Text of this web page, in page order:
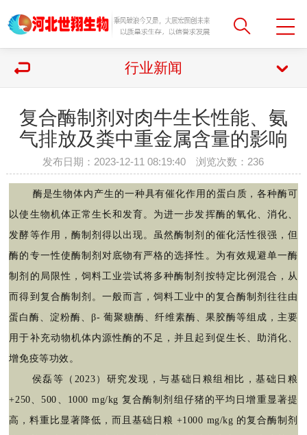
行业新闻
复合酶制剂对肉牛生长性能、氨
气排放及粪中重金属含量的影响
发布日期：2023-12-11 08:19:40 浏览次数： 236
酶是生物体内产生的一种具有催化作用的蛋白质，各种酶可
以使生物机体正常生长和发育。为进一步发挥酶的氧化、消化、
发酵等作用，酶制剂得以出现。虽然酶制剂的催化活性很强，但
酶的专一性使酶制剂对底物有严格的选择性。为有效规避单一酶
制剂的局限性，饲料工业尝试将多种酶制剂按特定比例混合，从
而得到复合酶制剂。一般而言，饲料工业中的复合酶制剂往往由
蛋白酶、淀粉酶、 β- 葡聚糖酶、纤维素酶、果胶酶等组成，主要
用于补充动物机体内源性酶的不足，并且起到促生长、助消化、
增免疫等功效。
侯磊等（2023）研究发现，与基础日粮组相比，基础日粮
+250、500、1000 mg/kg 复合酶制剂组仔猪的平均日增重显著提
高，料重比显著降低，而且基础日粮 +1000 mg/kg 的复合酶制剂